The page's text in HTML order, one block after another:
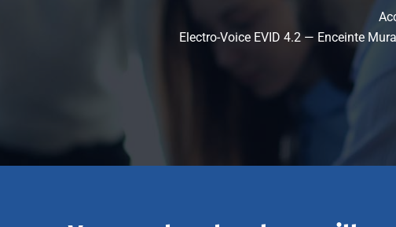
Electro-Voice EVID 4.2 — Enceinte